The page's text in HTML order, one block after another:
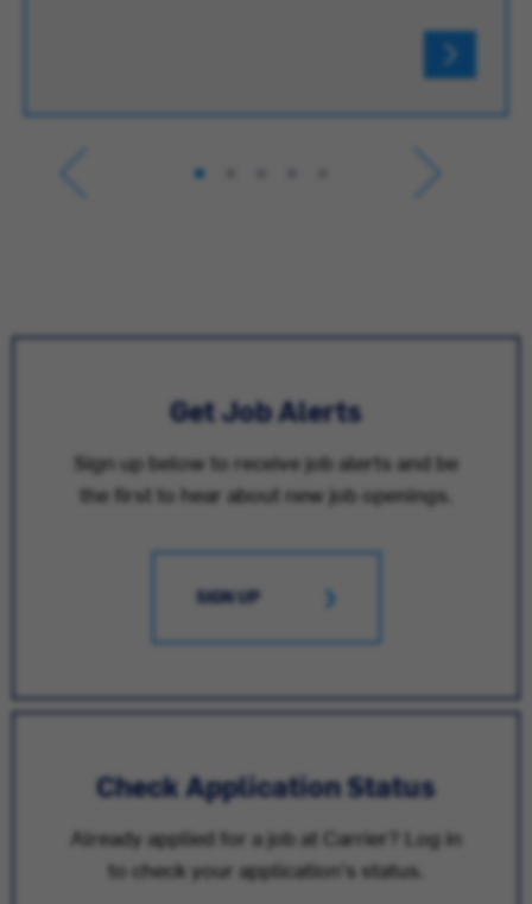
Get Job Alerts
Sign up below to receive job alerts and be
the first to hear about new job openings.
SIGN UP
Check Application Status
Already applied for a job at Carrier? Log in
to check your application's status.